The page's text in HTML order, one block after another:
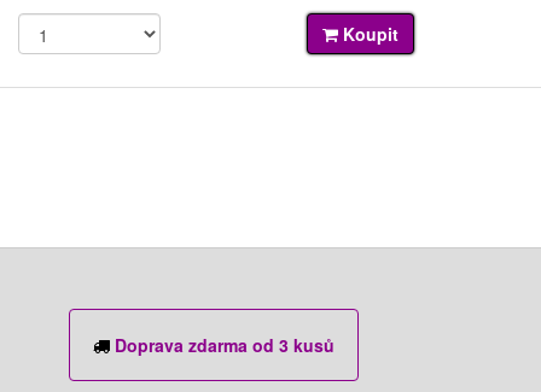
Koupit
Doprava zdarma od 3 kusů